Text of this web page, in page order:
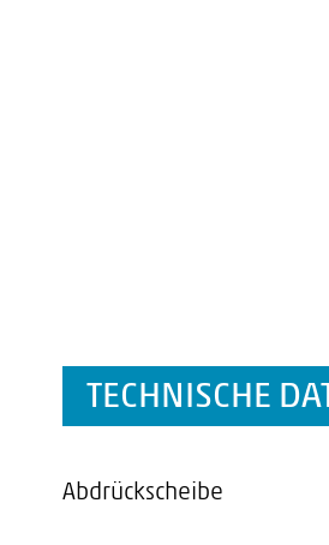
TECHNISCHE
Abdrückscheibe